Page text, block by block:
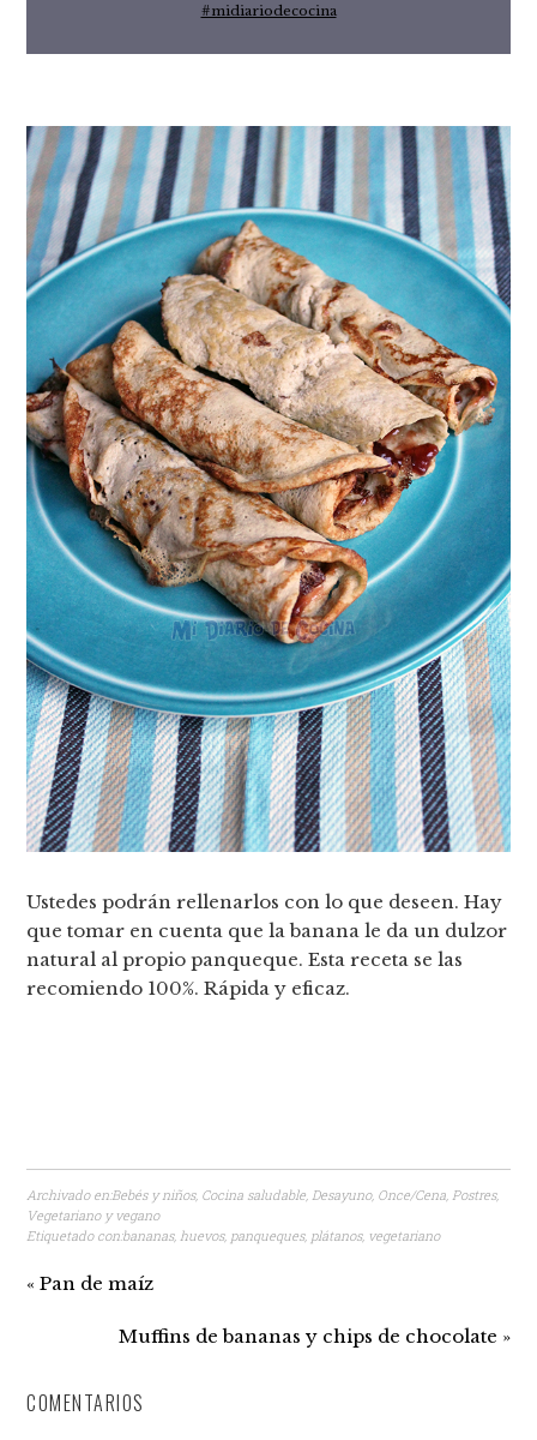
#midiariodecocina
Ustedes podrán rellenarlos con lo que deseen. Hay
que tomar en cuenta que la banana le da un dulzor
natural al propio panqueque. Esta receta se las
recomiendo 100%. Rápida y eficaz.
Archivado en:Bebés y niños, Cocina saludable,Desayuno, Once/Cena,Postres,
Vegetariano y vegano
Etiquetado con:bananas,huevos, panqueques, plátanos, vegetariano
« Pan de maíz
Muffins de bananas y chips de chocolate »
COMENTARIOS